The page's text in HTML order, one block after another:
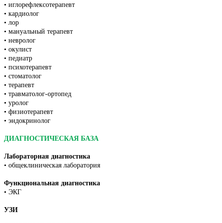
• иглорефлексотерапевт
• кардиолог
• лор
• мануальный терапевт
• невролог
• окулист
• педиатр
• психотерапевт
• стоматолог
• терапевт
• травматолог-ортопед
• уролог
• физиотерапевт
• эндокринолог
ДИАГНОСТИЧЕСКАЯ БАЗА
Лабораторная диагностика
• общеклиническая лаборатория
Функциональная диагностика
• ЭКГ
УЗИ